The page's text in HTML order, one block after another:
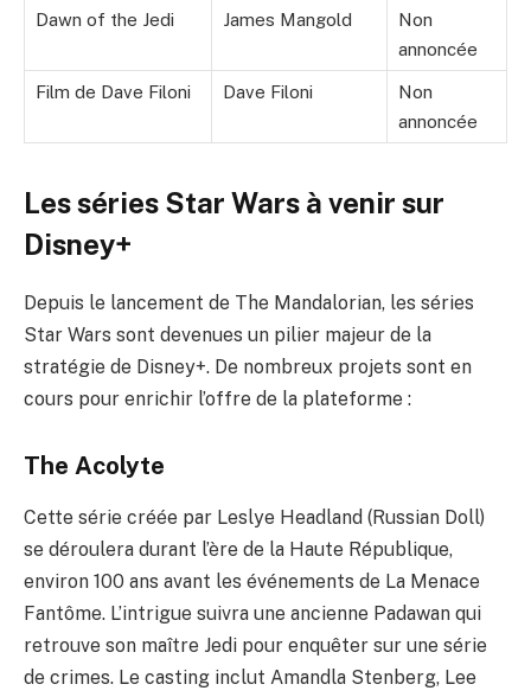
Dawn of the Jedi James Mangold
Non
annoncée
Film de Dave Filoni Dave Filoni
Non
annoncée
Les séries Star Wars à venir sur
Disney+
Depuis le lancement de The Mandalorian, les séries
Star Wars sont devenues un pilier majeur de la
stratégie de Disney+. De nombreux projets sont en
cours pour enrichir l’offre de la plateforme :
The Acolyte
Cette série créée par Leslye Headland (Russian Doll)
se déroulera durant l’ère de la Haute République,
environ 100 ans avant les événements de La Menace
Fantôme. L’intrigue suivra une ancienne Padawan qui
retrouve son maître Jedi pour enquêter sur une série
de crimes. Le casting inclut Amandla Stenberg, Lee